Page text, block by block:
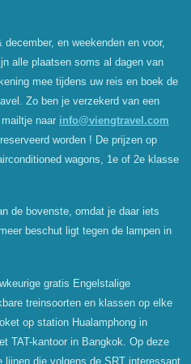
en weekenden en voor,
alle plaatsen soms al dagen van
mee tijdens uw reis en boek de
Zo ben je verzekerd van een
naar info@viengtravel.com
worden ! De prijzen op
wagons, 1e of 2e klasse
de bovenste, omdat je daar iets
beschut ligt tegen de lampen in
gratis Engelstalige
treinsoorten en klassen op elke
op station Hualamphong in
TAT-kantoor in Bangkok. Op deze
lijnen die volgens de SRT interessant